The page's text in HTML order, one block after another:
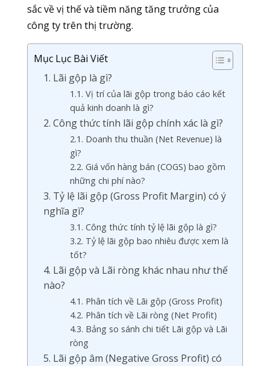
sắc về vị thế và tiềm năng tăng trưởng của
công ty trên thị trường.
Mục Lục Bài Viết
1. Lãi gộp là gì?
1.1. Vị trí của lãi gộp trong báo cáo kết
quả kinh doanh là gì?
2. Công thức tính lãi gộp chính xác là gì?
2.1. Doanh thu thuần (Net Revenue) là
gì?
2.2. Giá vốn hàng bán (COGS) bao gồm
những chi phí nào?
3. Tỷ lệ lãi gộp (Gross Profit Margin) có ý
nghĩa gì?
3.1. Công thức tính tỷ lệ lãi gộp là gì?
3.2. Tỷ lệ lãi gộp bao nhiêu được xem là
tốt?
4. Lãi gộp và Lãi ròng khác nhau như thế
nào?
4.1. Phân tích về Lãi gộp (Gross Profit)
4.2. Phân tích về Lãi ròng (Net Profit)
4.3. Bảng so sánh chi tiết Lãi gộp và Lãi
ròng
5. Lãi gộp âm (Negative Gross Profit) có